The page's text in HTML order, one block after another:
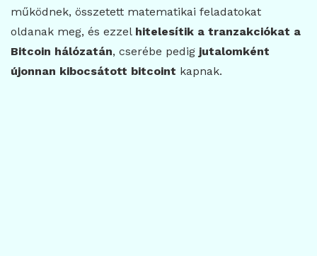
működnek, összetett matematikai feladatokat
oldanak meg, és ezzel hitelesítik a tranzakciókat a
Bitcoin hálózatán, cserébe pedig jutalomként
újonnan kibocsátott bitcoint kapnak.